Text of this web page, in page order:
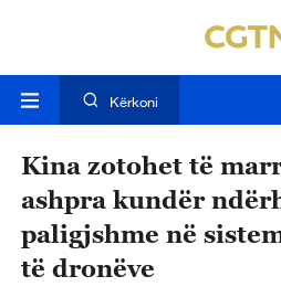
Kërkoni
Kina zotohet të
ashpra kundër
paligjshme në
të dronëve